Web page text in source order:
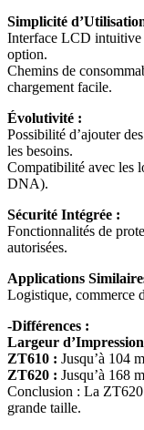
Simplicité
Interface LCD intuitive
option.
Chemins de
chargement facile.
Évolutivité :
Possibilité d’ajouter
les besoins.
Compatibilité avec les
DNA).
Sécurité Intégrée :
Fonctionnalités de
autorisées.
Applications
Logistique, commerce
-Différences :
Largeur
ZT610 : Jusqu’à 104
ZT620 : Jusqu’à 168
Conclusion : La ZT620
grande taille.